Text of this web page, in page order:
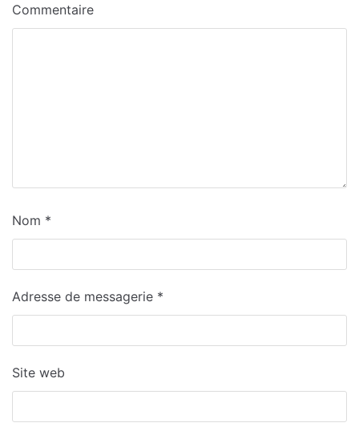
Commentaire
Nom *
Adresse de messagerie *
Site web